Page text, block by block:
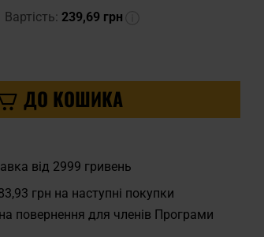
Вартість: 239,69 грн
ДО КОШИКА
від 2999 гривень
грн на наступні покупки
повернення для членів Програми